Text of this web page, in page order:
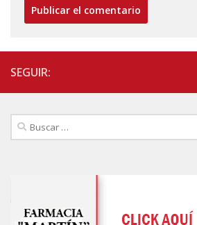
SEGUIR:
Buscar: